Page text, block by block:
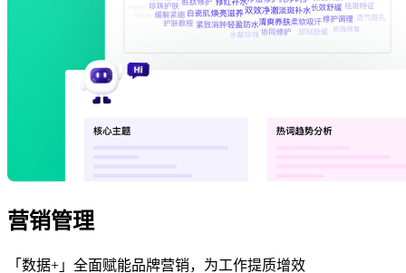
营销管理
「数据+」全面赋能品牌营销，为工作提质增效